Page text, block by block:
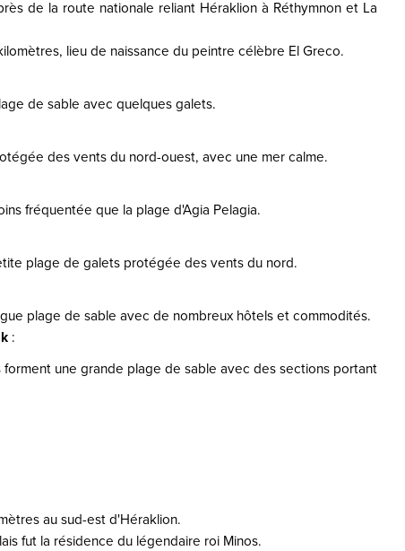
de la route nationale reliant Héraklion à Réthymnon et La
lieu de naissance du peintre célèbre El Greco.
de sable avec quelques galets.
des vents du nord-ouest, avec une mer calme.
fréquentée que la plage d'Agia Pelagia.
plage de galets protégée des vents du nord.
plage de sable avec de nombreux hôtels et commodités.
:
une grande plage de sable avec des sections portant
au sud-est d'Héraklion.
fut la résidence du légendaire roi Minos.